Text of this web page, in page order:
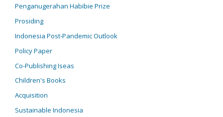
Penganugerahan Habibie Prize
Prosiding
Indonesia Post-Pandemic Outlook
Policy Paper
Co-Publishing Iseas
Children's Books
Acquisition
Sustainable Indonesia